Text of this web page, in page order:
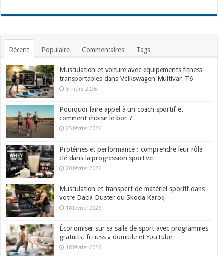
Récent Populaire Commentaires Tags
Musculation et voiture avec équipements fitness
transportables dans Volkswagen Multivan T6
5 mars 2026
Pourquoi faire appel à un coach sportif et
comment choisir le bon ?
25 février 2026
Protéines et performance : comprendre leur rôle
clé dans la progression sportive
20 février 2026
Musculation et transport de matériel sportif dans
votre Dacia Duster ou Skoda Karoq
18 février 2026
Économiser sur sa salle de sport avec programmes
gratuits, fitness à domicile et YouTube
18 février 2026